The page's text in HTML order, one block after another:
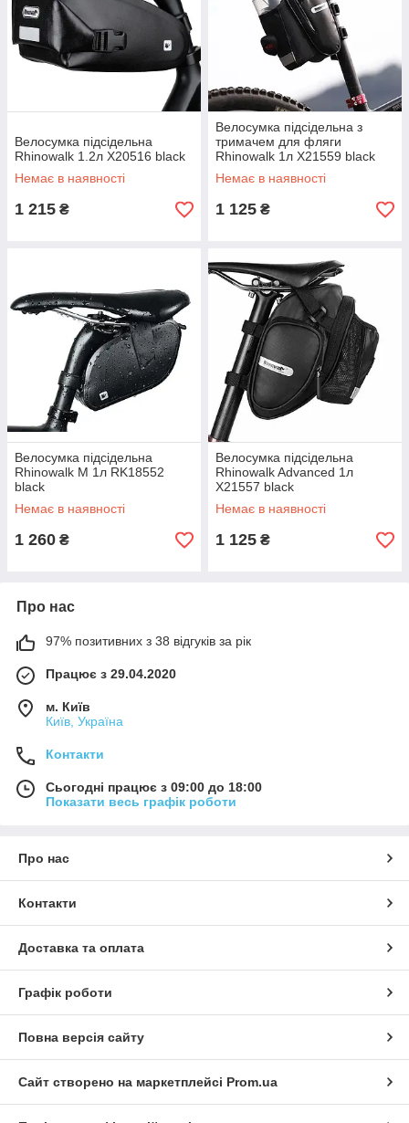
Велосумка підсідельна
Rhinowalk 1.2л X20516 black
Немає в наявності
1 215 ₴
Велосумка підсідельна з
тримачем для фляги
Rhinowalk 1л X21559 black
Немає в наявності
1 125 ₴
Велосумка підсідельна
Rhinowalk M 1л RK18552
black
Немає в наявності
1 260 ₴
Велосумка підсідельна
Rhinowalk Advanced 1л
X21557 black
Немає в наявності
1 125 ₴
Про нас
97% позитивних з 38 відгуків за рік
Працює з 29.04.2020
м. Київ
Київ, Україна
Контакти
Сьогодні працює з 09:00 до 18:00
Показати весь графік роботи
Про нас
Контакти
Доставка та оплата
Графік роботи
Повна версія сайту
Сайт створено на маркетплейсі Prom.ua